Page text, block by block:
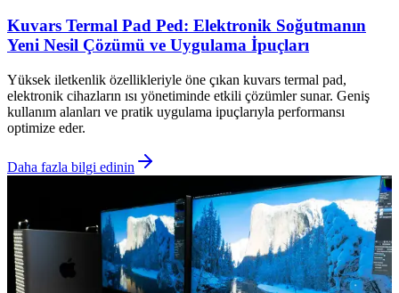
Kuvars Termal Pad Ped: Elektronik Soğutmanın
Yeni Nesil Çözümü ve Uygulama İpuçları
Yüksek iletkenlik özellikleriyle öne çıkan kuvars termal pad,
elektronik cihazların ısı yönetiminde etkili çözümler sunar. Geniş
kullanım alanları ve pratik uygulama ipuçlarıyla performansı
optimize eder.
Daha fazla bilgi edinin